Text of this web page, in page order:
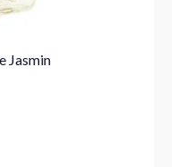
Jasmin